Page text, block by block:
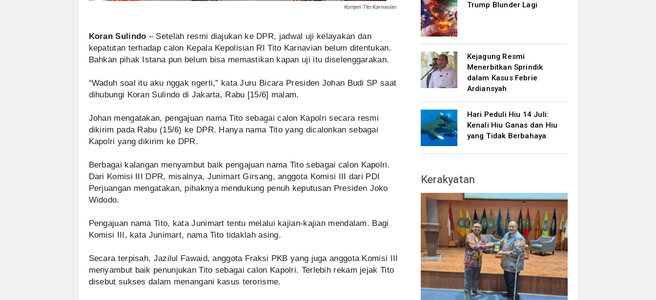
Komjen Tito Karnavian
Koran Sulindo – Setelah resmi diajukan ke DPR, jadwal uji kelayakan dan
kepatutan terhadap calon Kepala Kepolisian RI Tito Karnavian belum ditentukan.
Bahkan pihak Istana pun belum bisa memastikan kapan uji itu diselenggarakan.
“Waduh soal itu aku nggak ngerti,” kata Juru Bicara Presiden Johan Budi SP saat
dihubungi Koran Sulindo di Jakarta, Rabu [15/6] malam.
Johan mengatakan, pengajuan nama Tito sebagai calon Kapolri secara resmi
dikirim pada Rabu (15/6) ke DPR. Hanya nama Tito yang dicalonkan sebagai
Kapolri yang dikirim ke DPR.
Berbagai kalangan menyambut baik pengajuan nama Tito sebagai calon Kapolri.
Dari Komisi III DPR, misalnya, Junimart Girsang, anggota Komisi III dari PDI
Perjuangan mengatakan, pihaknya mendukung penuh keputusan Presiden Joko
Widodo.
Pengajuan nama Tito, kata Junimart tentu melalui kajian-kajian mendalam. Bagi
Komisi III, kata Junimart, nama Tito tidaklah asing.
Secara terpisah, Jazilul Fawaid, anggota Fraksi PKB yang juga anggota Komisi III
menyambut baik penunjukan Tito sebagai calon Kapolri. Terlebih rekam jejak Tito
disebut sukses dalam menangani kasus terorisme.
Trump Blunder Lagi
Kejagung Resmi
Menerbitkan Sprindik
dalam Kasus Febrie
Ardiansyah
Hari Peduli Hiu 14 Juli:
Kenali Hiu Ganas dan Hiu
yang Tidak Berbahaya
Kerakyatan